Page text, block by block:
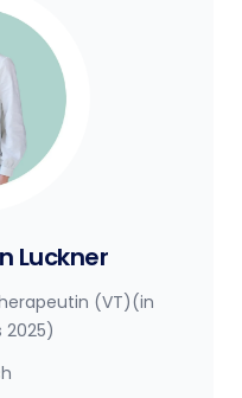
Luckner
(VT)(in
2025)